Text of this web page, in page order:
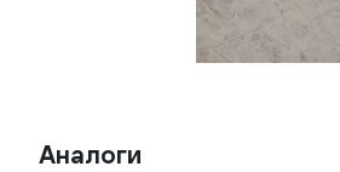
Аналоги